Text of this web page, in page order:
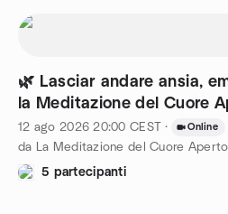
🌿 Lasciar andare ansia,
la Meditazione del Cuore
12 ago 2026 20:00 CEST · Online
da La Meditazione del Cuore
5 partecipanti